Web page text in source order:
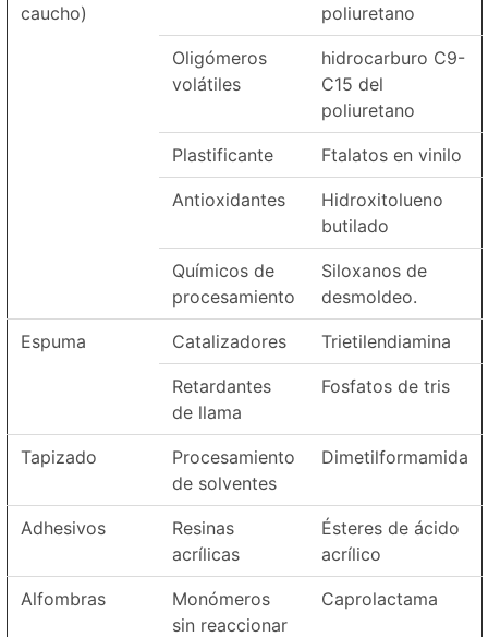
caucho)
poliuretano
Oligómeros
volátiles
hidrocarburo C9-
C15 del
poliuretano
Plastificante Ftalatos en vinilo
Antioxidantes
Hidroxitolueno
butilado
Químicos de
procesamiento
Siloxanos de
desmoldeo.
Espuma Catalizadores Trietilendiamina
Retardantes
de llama
Fosfatos de tris
Tapizado
Procesamiento
de solventes
Dimetilformamida
Adhesivos
Resinas
acrílicas
Ésteres de ácido
acrílico
Alfombras
Monómeros
sin reaccionar
Caprolactama